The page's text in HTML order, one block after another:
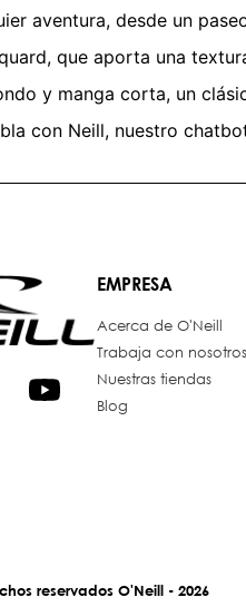
aventura, desde un
que aporta una
y manga corta, un
con Neill, nuestro
EMPRESA
Acerca de O'Neill
Trabaja con nosotros
Nuestras tiendas
Blog
reservados O'Neill - 2026